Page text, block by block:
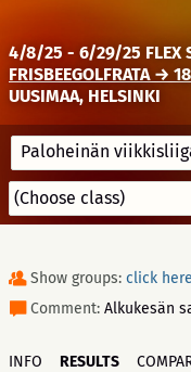
4/8/25 - 6/29/25 FLEX
FRISBEEGOLFRATA →
UUSIMAA, HELSINKI
Paloheinän
Show groups: click here
Comment: Alkukesän
INFO RESULTS